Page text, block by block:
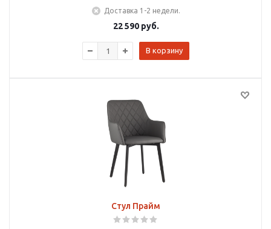
Доставка 1-2 недели.
22 590руб.
В корзину
Стул Прайм